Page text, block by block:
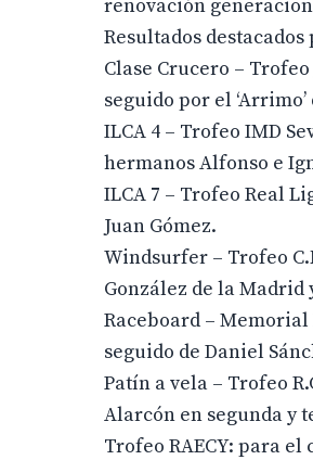
renovación
Resultados destacados
Clase Crucero –
seguido por el
ILCA 4 – Trofeo IMD
hermanos Alfonso e
ILCA 7 – Trofeo Real
Juan Gómez.
Windsurfer – Trofeo
González de la Madrid
Raceboard –
seguido de Daniel
Patín a vela – Trofeo
Alarcón en segunda y
Trofeo RAECY: para